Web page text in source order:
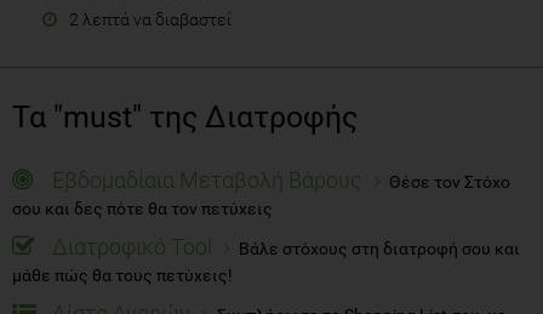
2 λεπτά να διαβαστεί
Τα "must" της Διατροφής
Εβδομαδίαια Μεταβολή Βάρους
Θέσε τον Στόχο
σου και δες πότε θα τον πετύχεις
Διατροφικό Tool
Βάλε στόχους στη διατροφή σου και
μάθε πώς θα τους πετύχεις!